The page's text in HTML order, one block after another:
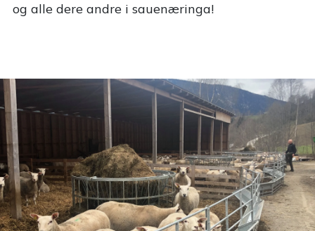
og alle dere andre i sauenæringa!